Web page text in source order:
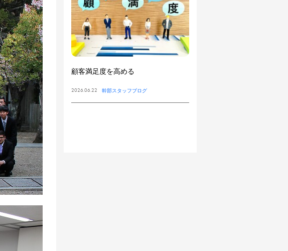
顧客満足度を高める
2026.06.22 幹部スタッフブログ